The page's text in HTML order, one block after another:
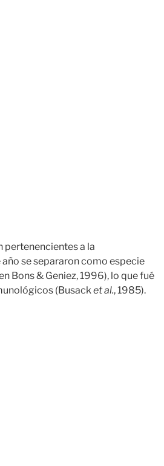
pertenencientes a la
año se separaron como especie
Bons & Geniez, 1996), lo que fué
(Busacket al., 1985).